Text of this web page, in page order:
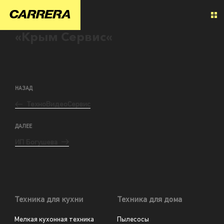
НАЗАД
ДАЛЕЕ
Техника для кухни
Мелкая кухонная техника
Техника для дома
Пылесосы